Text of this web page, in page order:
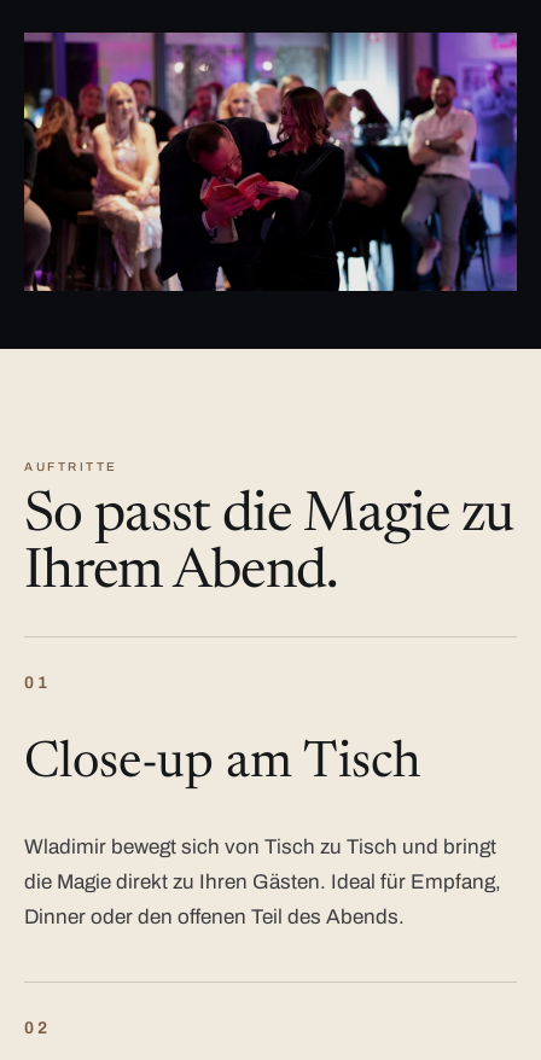
AUFTRITTE
So passt die Magie zu
Ihrem Abend.
01
Close-up am Tisch
Wladimir bewegt sich von Tisch zu Tisch und bringt
die Magie direkt zu Ihren Gästen. Ideal für Empfang,
Dinner oder den offenen Teil des Abends.
02